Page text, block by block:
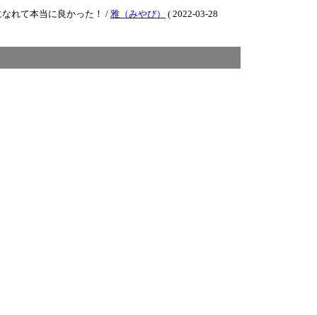
れて本当に良かった！ / 雅（みやび）
( 2022-03-28